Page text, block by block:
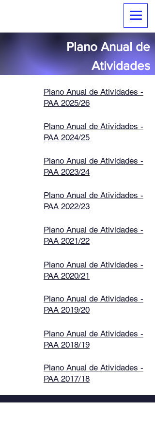
Plano Anual de
Atividades
Plano Anual de Atividades -
PAA 2025/26
Plano Anual de Atividades -
PAA 2024/25
Plano Anual de Atividades -
PAA 2023/24
Plano Anual de Atividades -
PAA 2022/23
Plano Anual de Atividades -
PAA 2021/22
Plano Anual de Atividades -
PAA 2020/21
Plano Anual de Atividades -
PAA 2019/20
Plano Anual de Atividades -
PAA 2018/19
Plano Anual de Atividades -
PAA 2017/18